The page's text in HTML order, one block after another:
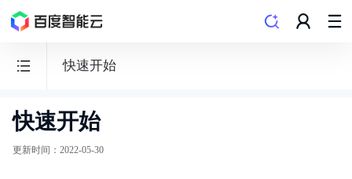
快速开始
人
脸
快速开始
更新时间 ： 2022-05-30